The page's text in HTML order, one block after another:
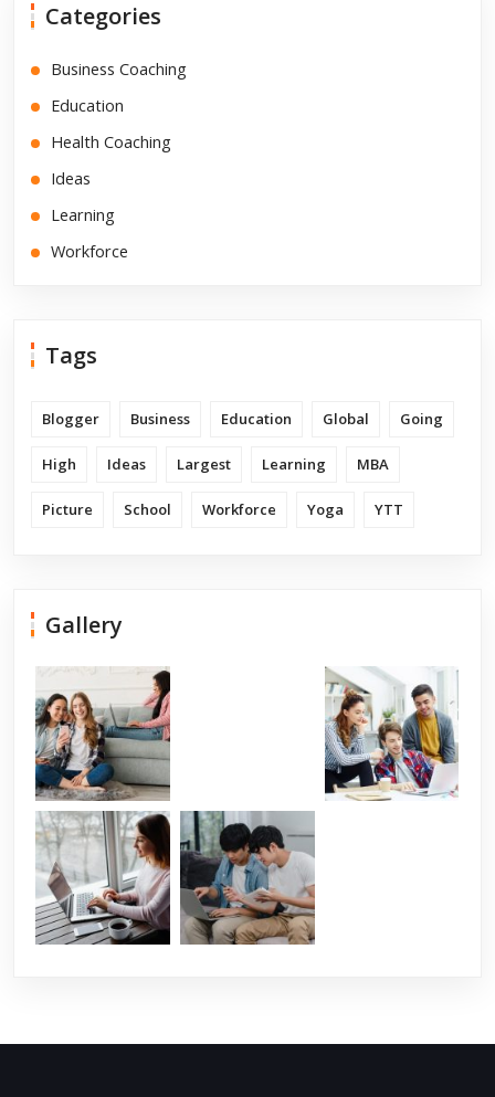
Categories
Business Coaching
Education
Health Coaching
Ideas
Learning
Workforce
Tags
Blogger Business Education Global Going
High Ideas Largest Learning MBA
Picture School Workforce Yoga YTT
Gallery